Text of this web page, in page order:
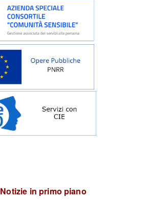
Notizie in primo piano